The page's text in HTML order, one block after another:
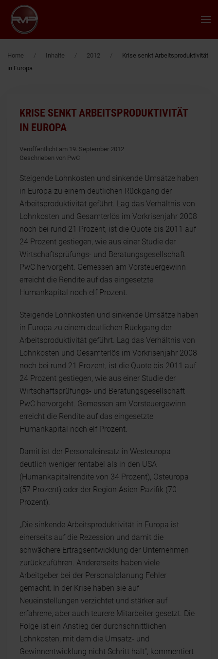
Zum Hauptinhalt springen
Home Inhalte 2012
Krise senkt Arbeitsproduktivität
in Europa
KRISE SENKT ARBEITSPRODUKTIVITÄT
IN EUROPA
Veröffentlicht am 19. September 2012
Geschrieben von PwC
Steigende Lohnkosten und sinkende Umsätze haben
in Europa zu einem deutlichen Rückgang der
Arbeitsproduktivität geführt. Lag das Verhältnis von
Lohnkosten und Gesamterlös im Vorkrisenjahr 2008
noch bei rund 21 Prozent, ist die Quote bis 2011 auf
24 Prozent gestiegen, wie aus einer Studie der
Wirtschaftsprüfungs- und Beratungsgesellschaft
PwC hervorgeht. Gemessen am Vorsteuergewinn
erreicht die Rendite auf das eingesetzte
Humankapital noch elf Prozent.
Steigende Lohnkosten und sinkende Umsätze haben
in Europa zu einem deutlichen Rückgang der
Arbeitsproduktivität geführt. Lag das Verhältnis von
Lohnkosten und Gesamterlös im Vorkrisenjahr 2008
noch bei rund 21 Prozent, ist die Quote bis 2011 auf
24 Prozent gestiegen, wie aus einer Studie der
Wirtschaftsprüfungs- und Beratungsgesellschaft
PwC hervorgeht. Gemessen am Vorsteuergewinn
erreicht die Rendite auf das eingesetzte
Humankapital noch elf Prozent.
Damit ist der Personaleinsatz in Westeuropa
deutlich weniger rentabel als in den USA
(Humankapitalrendite von 34 Prozent), Osteuropa
(57 Prozent) oder der Region Asien-Pazifik (70
Prozent).
„Die sinkende Arbeitsproduktivität in Europa ist
einerseits auf die Rezession und damit die
schwächere Ertragsentwicklung der Unternehmen
zurückzuführen. Andererseits haben viele
Arbeitgeber bei der Personalplanung Fehler
gemacht: In der Krise haben sie auf
Neueinstellungen verzichtet und stärker auf
erfahrene, aber auch teurere Mitarbeiter gesetzt. Die
Folge ist ein Anstieg der durchschnittlichen
Lohnkosten, mit dem die Umsatz- und
Gewinnentwicklung nicht Schritt hält", kommentiert